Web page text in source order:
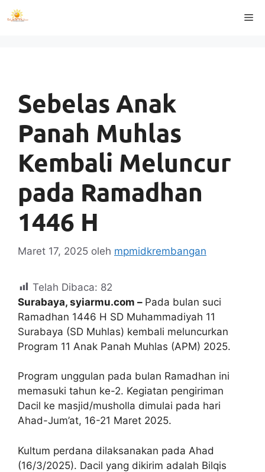
Langsung
ke
Sebelas Anak
Panah Muhlas
Kembali Meluncur
pada Ramadhan
1446 H
Maret 17, 2025 oleh mpmidkrembangan
Telah Dibaca: 82
Surabaya, syiarmu.com – Pada bulan suci
Ramadhan 1446 H SD Muhammadiyah 11
Surabaya (SD Muhlas) kembali meluncurkan
Program 11 Anak Panah Muhlas (APM) 2025.
Program unggulan pada bulan Ramadhan ini
memasuki tahun ke-2. Kegiatan pengiriman
Dacil ke masjid/musholla dimulai pada hari
Ahad-Jum’at, 16-21 Maret 2025.
Kultum perdana dilaksanakan pada Ahad
(16/3/2025). Dacil yang dikirim adalah Bilqis